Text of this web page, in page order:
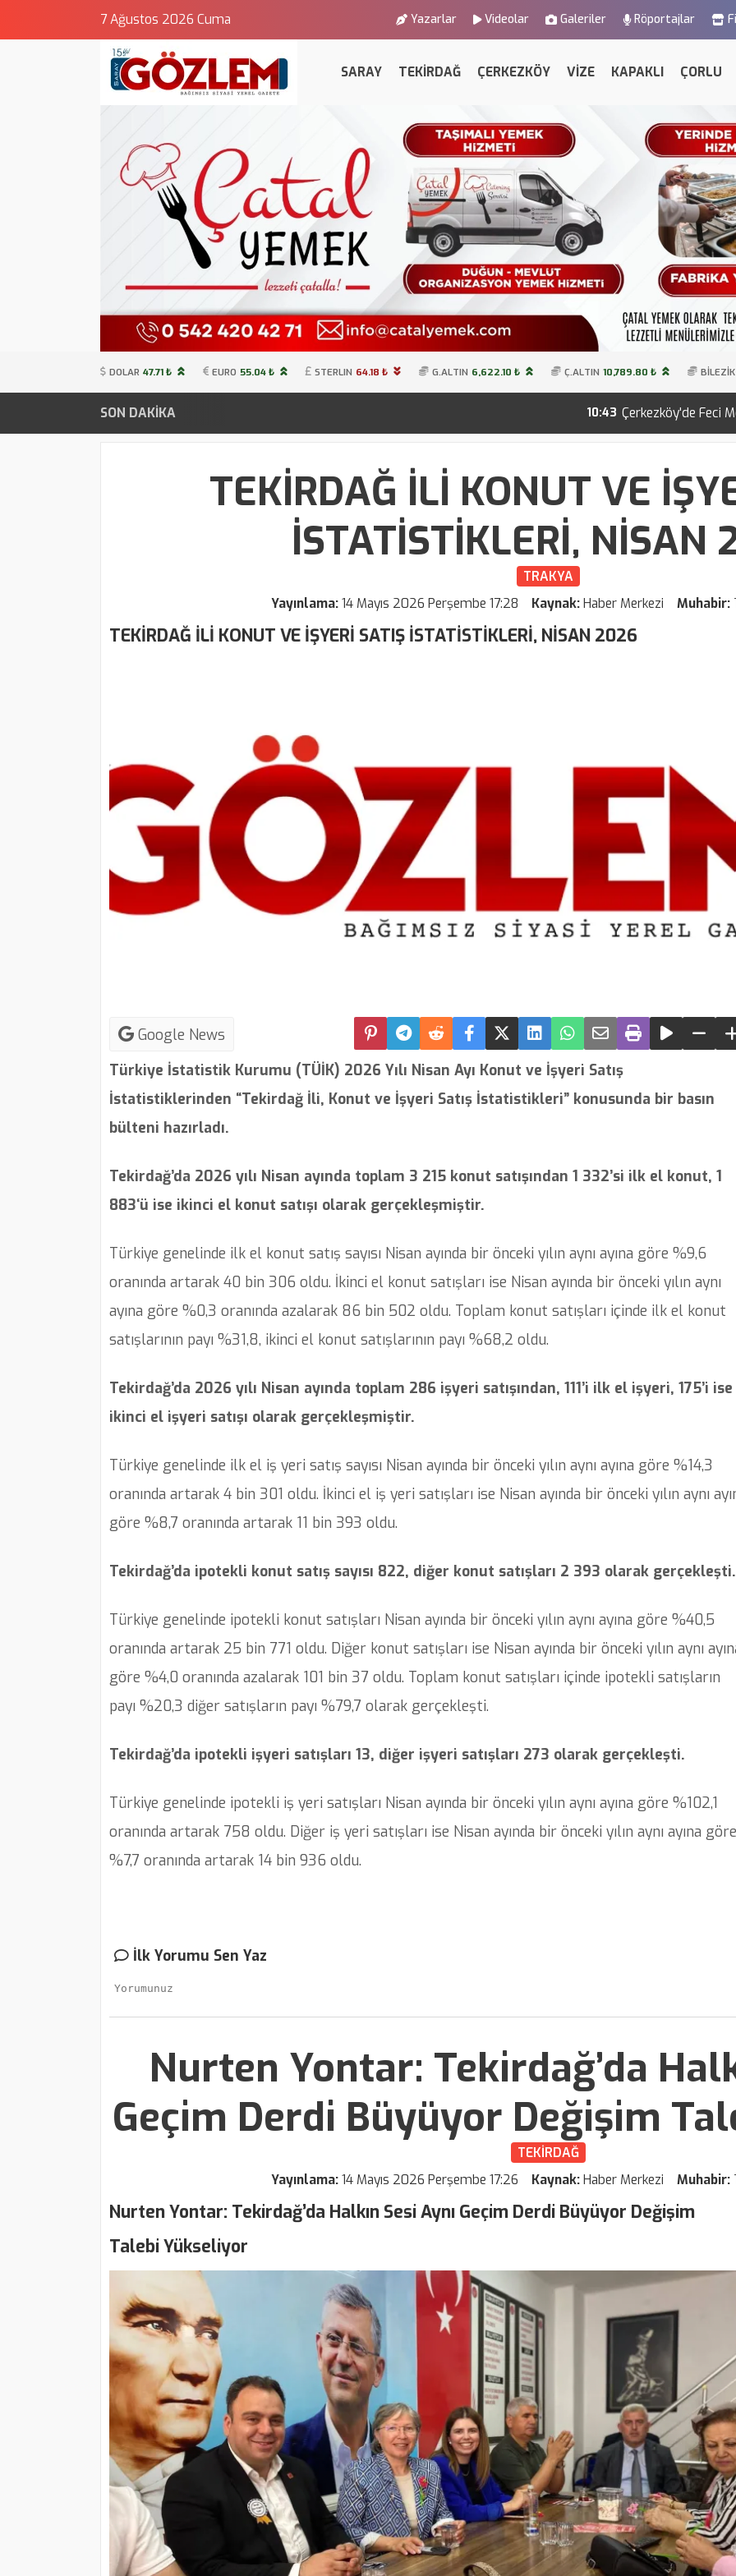
7 Ağustos 2026 Cuma Yazarlar Videolar Galeriler Röportajlar
SARAY TEKİRDAĞ ÇERKEZKÖY VİZE KAPAKLI ÇORLU
DOLAR 47.71 ₺ EURO 55.04 ₺ STERLIN 64.18 ₺ G.ALTIN 6,622.10 ₺ Ç.ALTIN 10,789.80 ₺ BİLEZİK
SON DAKİKA Çerkezköy'de Feci Motosiklet Kazası:
TEKİRDAĞ İLİ KONUT VE
İSTATİSTİKLERİ, NİSAN
TRAKYA
Yayınlama:14 Mayıs 2026 Perşembe 17:28 Kaynak: Haber Merkezi Muhabir:
TEKİRDAĞ İLİ KONUT VE İŞYERİ SATIŞ İSTATİSTİKLERİ, NİSAN 2026
Google News
Türkiye İstatistik Kurumu (TÜİK) 2026 Yılı Nisan Ayı Konut ve İşyeri Satış
İstatistiklerinden “Tekirdağ İli, Konut ve İşyeri Satış İstatistikleri” konusunda bir basın
bülteni hazırladı.
Tekirdağ’da 2026 yılı Nisan ayında toplam 3 215 konut satışından 1 332’si ilk el konut, 1
883‘ü ise ikinci el konut satışı olarak gerçekleşmiştir.
Türkiye genelinde ilk el konut satış sayısı Nisan ayında bir önceki yılın aynı ayına göre %9,6
oranında artarak 40 bin 306 oldu. İkinci el konut satışları ise Nisan ayında bir önceki yılın aynı
ayına göre %0,3 oranında azalarak 86 bin 502 oldu. Toplam konut satışları içinde ilk el konut
satışlarının payı %31,8, ikinci el konut satışlarının payı %68,2 oldu.
Tekirdağ’da 2026 yılı Nisan ayında toplam 286 işyeri satışından, 111’i ilk el işyeri, 175’i ise
ikinci el işyeri satışı olarak gerçekleşmiştir.
Türkiye genelinde ilk el iş yeri satış sayısı Nisan ayında bir önceki yılın aynı ayına göre %14,3
oranında artarak 4 bin 301 oldu. İkinci el iş yeri satışları ise Nisan ayında bir önceki yılın aynı
göre %8,7 oranında artarak 11 bin 393 oldu.
Tekirdağ’da ipotekli konut satış sayısı 822, diğer konut satışları 2 393 olarak gerçekleşti.
Türkiye genelinde ipotekli konut satışları Nisan ayında bir önceki yılın aynı ayına göre %40,5
oranında artarak 25 bin 771 oldu. Diğer konut satışları ise Nisan ayında bir önceki yılın aynı
göre %4,0 oranında azalarak 101 bin 37 oldu. Toplam konut satışları içinde ipotekli satışların
payı %20,3 diğer satışların payı %79,7 olarak gerçekleşti.
Tekirdağ’da ipotekli işyeri satışları 13, diğer işyeri satışları 273 olarak gerçekleşti.
Türkiye genelinde ipotekli iş yeri satışları Nisan ayında bir önceki yılın aynı ayına göre %102,1
oranında artarak 758 oldu. Diğer iş yeri satışları ise Nisan ayında bir önceki yılın aynı ayına göre
%7,7 oranında artarak 14 bin 936 oldu.
İlk Yorumu Sen Yaz
Nurten Yontar: Tekirdağ’da
Geçim Derdi Büyüyor Değişim
TEKİRDAĞ
Yayınlama:14 Mayıs 2026 Perşembe 17:26 Kaynak: Haber Merkezi Muhabir:
Nurten Yontar: Tekirdağ’da Halkın Sesi Aynı Geçim Derdi Büyüyor Değişim
Talebi Yükseliyor